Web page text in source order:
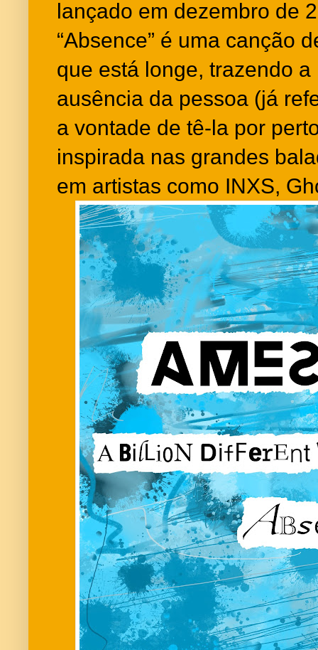
lançado em dezembro de
“Absence” é uma canção
que está longe, trazendo
ausência da pessoa (já
a vontade de tê-la por
inspirada nas grandes
em artistas como INXS,